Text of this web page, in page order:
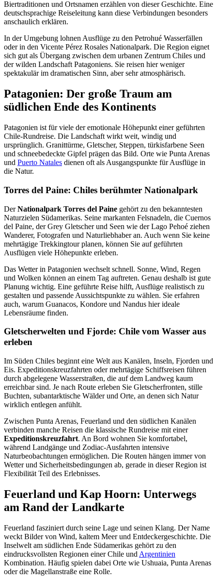
Biertraditionen und Ortsnamen erzählen von dieser Geschichte. Eine
deutschsprachige Reiseleitung kann diese Verbindungen besonders
anschaulich erklären.
In der Umgebung lohnen Ausflüge zu den Petrohué Wasserfällen
oder in den Vicente Pérez Rosales Nationalpark. Die Region eignet
sich gut als Übergang zwischen dem urbanen Zentrum Chiles und
der wilden Landschaft Patagoniens. Sie reisen hier weniger
spektakulär im dramatischen Sinn, aber sehr atmosphärisch.
Patagonien: Der große Traum am
südlichen Ende des Kontinents
Patagonien ist für viele der emotionale Höhepunkt einer geführten
Chile-Rundreise. Die Landschaft wirkt weit, windig und
ursprünglich. Granittürme, Gletscher, Steppen, türkisfarbene Seen
und schneebedeckte Gipfel prägen das Bild. Orte wie Punta Arenas
und Puerto Natales dienen oft als Ausgangspunkte für Ausflüge in
die Natur.
Torres del Paine: Chiles berühmter Nationalpark
DerNationalpark Torres del Paine gehört zu den bekanntesten
Naturzielen Südamerikas. Seine markanten Felsnadeln, die Cuernos
del Paine, der Grey Gletscher und Seen wie der Lago Pehoé ziehen
Wanderer, Fotografen und Naturliebhaber an. Auch wenn Sie keine
mehrtägige Trekkingtour planen, können Sie auf geführten
Ausflügen viele Höhepunkte erleben.
Das Wetter in Patagonien wechselt schnell. Sonne, Wind, Regen
und Wolken können an einem Tag auftreten. Genau deshalb ist gute
Planung wichtig. Eine geführte Reise hilft, Ausflüge realistisch zu
gestalten und passende Aussichtspunkte zu wählen. Sie erfahren
auch, warum Guanacos, Kondore und Nandus hier ideale
Lebensräume finden.
Gletscherwelten und Fjorde: Chile vom Wasser aus
erleben
Im Süden Chiles beginnt eine Welt aus Kanälen, Inseln, Fjorden und
Eis. Expeditionskreuzfahrten oder mehrtägige Schiffsreisen führen
durch abgelegene Wasserstraßen, die auf dem Landweg kaum
erreichbar sind. Je nach Route erleben Sie Gletscherfronten, stille
Buchten, subantarktische Wälder und Orte, an denen sich Natur
wirklich entlegen anfühlt.
Zwischen Punta Arenas, Feuerland und den südlichen Kanälen
verbinden manche Reisen die klassische Rundreise mit einer
Expeditionskreuzfahrt. An Bord wohnen Sie komfortabel,
während Landgänge und Zodiac-Ausfahrten intensive
Naturbeobachtungen ermöglichen. Die Routen hängen immer von
Wetter und Sicherheitsbedingungen ab, gerade in dieser Region ist
Flexibilität Teil des Erlebnisses.
Feuerland und Kap Hoorn: Unterwegs
am Rand der Landkarte
Feuerland fasziniert durch seine Lage und seinen Klang. Der Name
weckt Bilder von Wind, kaltem Meer und Entdeckergeschichte. Die
Inselwelt am südlichen Ende Südamerikas gehört zu den
eindrucksvollsten Regionen einer Chile und Argentinien
Kombination. Häufig spielen dabei Orte wie Ushuaia, Punta Arenas
oder die Magellanstraße eine Rolle.